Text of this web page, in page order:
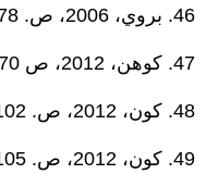
46. بروي، 2006، ص. 178.
47. كوهن، 2012، ص 70-71.
48. كون، 2012، ص. 102.
49. كون، 2012، ص. 105.